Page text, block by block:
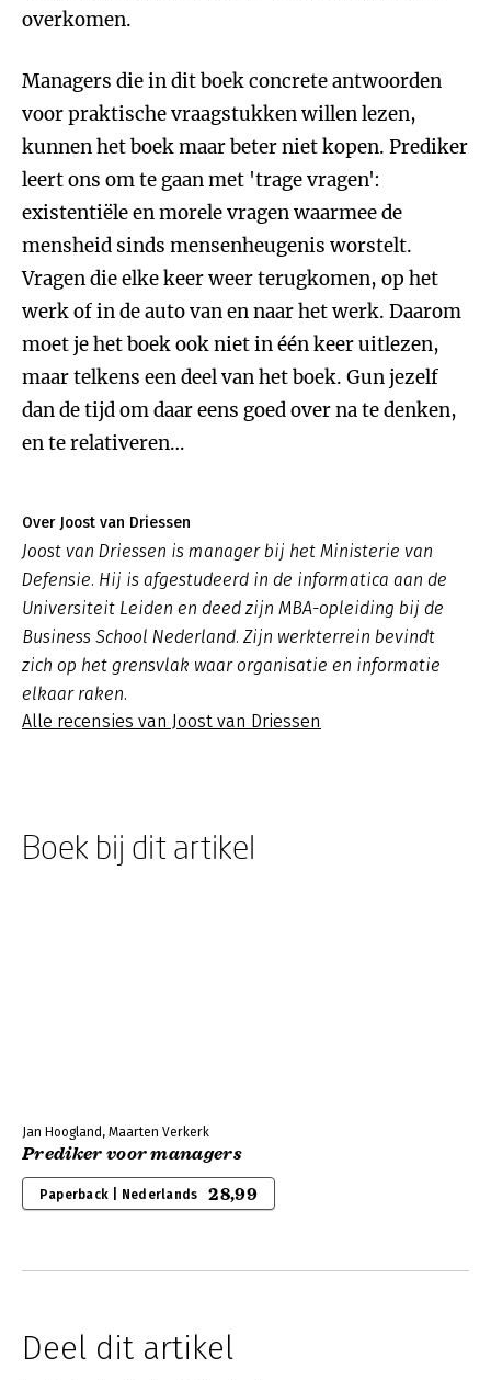
overkomen.
Managers die in dit boek concrete antwoorden
voor praktische vraagstukken willen lezen,
kunnen het boek maar beter niet kopen. Prediker
leert ons om te gaan met 'trage vragen':
existentiële en morele vragen waarmee de
mensheid sinds mensenheugenis worstelt.
Vragen die elke keer weer terugkomen, op het
werk of in de auto van en naar het werk. Daarom
moet je het boek ook niet in één keer uitlezen,
maar telkens een deel van het boek. Gun jezelf
dan de tijd om daar eens goed over na te denken,
en te relativeren…
Over Joost van Driessen
Joost van Driessen is manager bij het Ministerie van
Defensie. Hij is afgestudeerd in de informatica aan de
Universiteit Leiden en deed zijn MBA-opleiding bij de
Business School Nederland. Zijn werkterrein bevindt
zich op het grensvlak waar organisatie en informatie
elkaar raken.
Alle recensies van Joost van Driessen
Boek bij dit artikel
Jan Hoogland, Maarten Verkerk
Prediker voor managers
Paperback | Nederlands 28,99
Deel dit artikel